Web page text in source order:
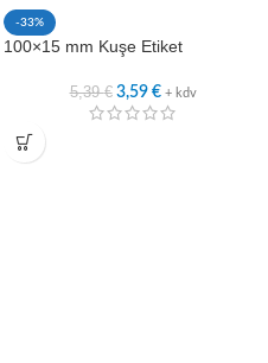
-33%
100×15 mm Kuşe Etiket
5,39€ 3,59 € + kdv